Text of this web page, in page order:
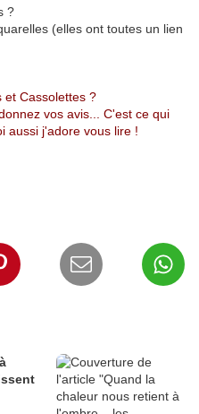
?
(elles ont toutes un lien
et Cassolettes ?
vos avis... C'est ce qui
aussi j'adore vous lire !